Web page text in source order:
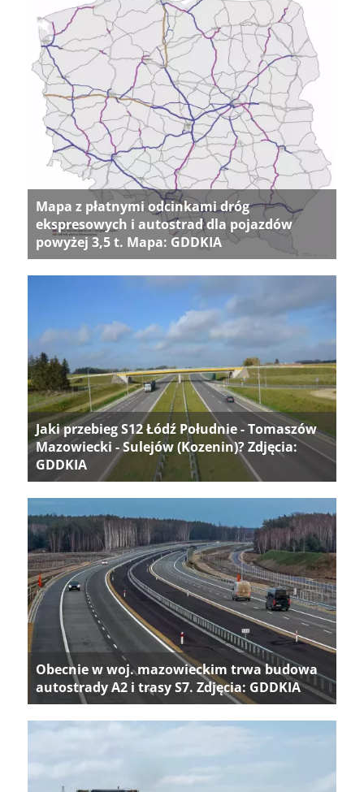
Mapa z płatnymi odcinkami dróg
ekspresowych i autostrad dla pojazdów
powyżej 3,5 t. Mapa: GDDKIA
Jaki przebieg S12 Łódź Południe - Tomaszów
Mazowiecki - Sulejów (Kozenin)? Zdjęcia:
GDDKIA
Obecnie w woj. mazowieckim trwa budowa
autostrady A2 i trasy S7. Zdjęcia: GDDKIA